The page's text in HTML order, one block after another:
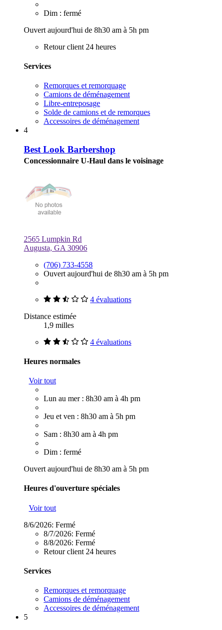
Dim : fermé
Ouvert aujourd'hui de 8h30 am à 5h pm
Retour client 24 heures
Services
Remorques et remorquage
Camions de déménagement
Libre-entreposage
Solde de camions et de remorques
Accessoires de déménagement
4
Best Look Barbershop
Concessionnaire U-Haul dans le voisinage
2565 Lumpkin Rd
Augusta, GA 30906
(706) 733-4558
Ouvert aujourd'hui de 8h30 am à 5h pm
4 évaluations
Distance estimée
1,9 milles
4 évaluations
Heures normales
Voir tout
Lun au mer : 8h30 am à 4h pm
Jeu et ven : 8h30 am à 5h pm
Sam : 8h30 am à 4h pm
Dim : fermé
Ouvert aujourd'hui de 8h30 am à 5h pm
Heures d'ouverture spéciales
Voir tout
8/6/2026: Fermé
8/7/2026: Fermé
8/8/2026: Fermé
Retour client 24 heures
Services
Remorques et remorquage
Camions de déménagement
Accessoires de déménagement
5